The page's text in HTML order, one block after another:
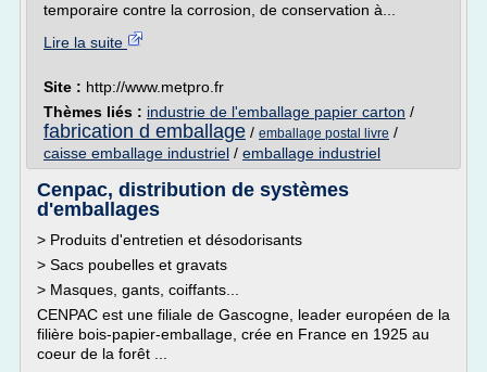
temporaire contre la corrosion, de conservation à...
Lire la suite
Site : http://www.metpro.fr
Thèmes liés : industrie de l'emballage papier carton /
fabrication d emballage / emballage postal livre /
caisse emballage industriel / emballage industriel
Cenpac, distribution de systèmes
d'emballages
> Produits d'entretien et désodorisants
> Sacs poubelles et gravats
> Masques, gants, coiffants...
CENPAC est une filiale de Gascogne, leader européen de la
filière bois-papier-emballage, crée en France en 1925 au
coeur de la forêt ...